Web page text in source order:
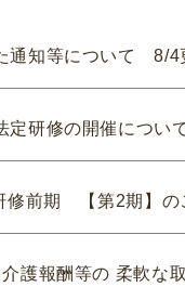
通知等について 8/4
定研修の開催につい
修前期 【第2期】の
護報酬等の 柔軟な